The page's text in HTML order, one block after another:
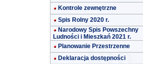
Kontrole zewnętrzne
Spis Rolny 2020 r.
Narodowy Spis Powszechny
Ludności i Mieszkań 2021 r.
Planowanie Przestrzenne
Deklaracja dostępności